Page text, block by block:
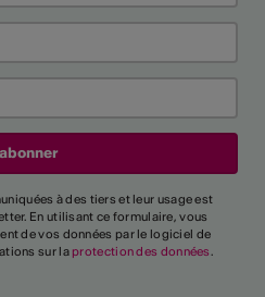
à des tiers et leur usage est
En utilisant ce formulaire, vous
de vos données par le logiciel de
sur la protection des données.